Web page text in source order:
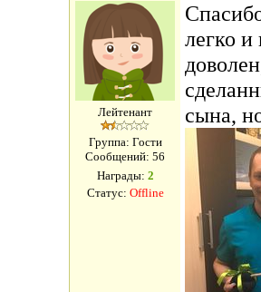
Лейтенант
Группа: Гости
Сообщений: 56
Награды: 2
Статус: Offline
легко и
сына,